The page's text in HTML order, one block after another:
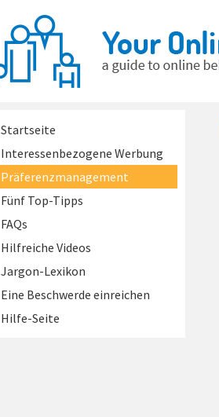
Startseite
Interessenbezogene Werbung
Präferenzmanagement
Fünf Top-Tipps
FAQs
Hilfreiche Videos
Jargon-Lexikon
Eine Beschwerde einreichen
Hilfe-Seite